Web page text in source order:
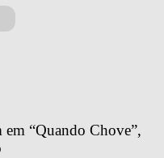
em “Quando Chove”,